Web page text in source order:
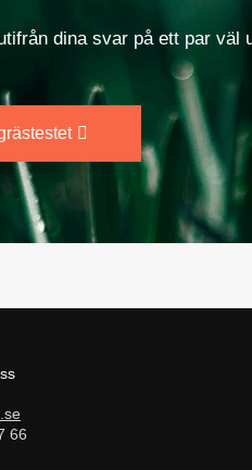
dina svar på ett par väl
66